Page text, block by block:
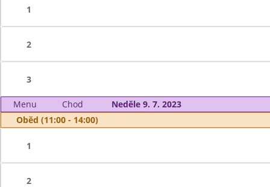
1
2
3
Menu Chod
Neděle 9. 7. 2023
Oběd (11:00 - 14:00)
1
2